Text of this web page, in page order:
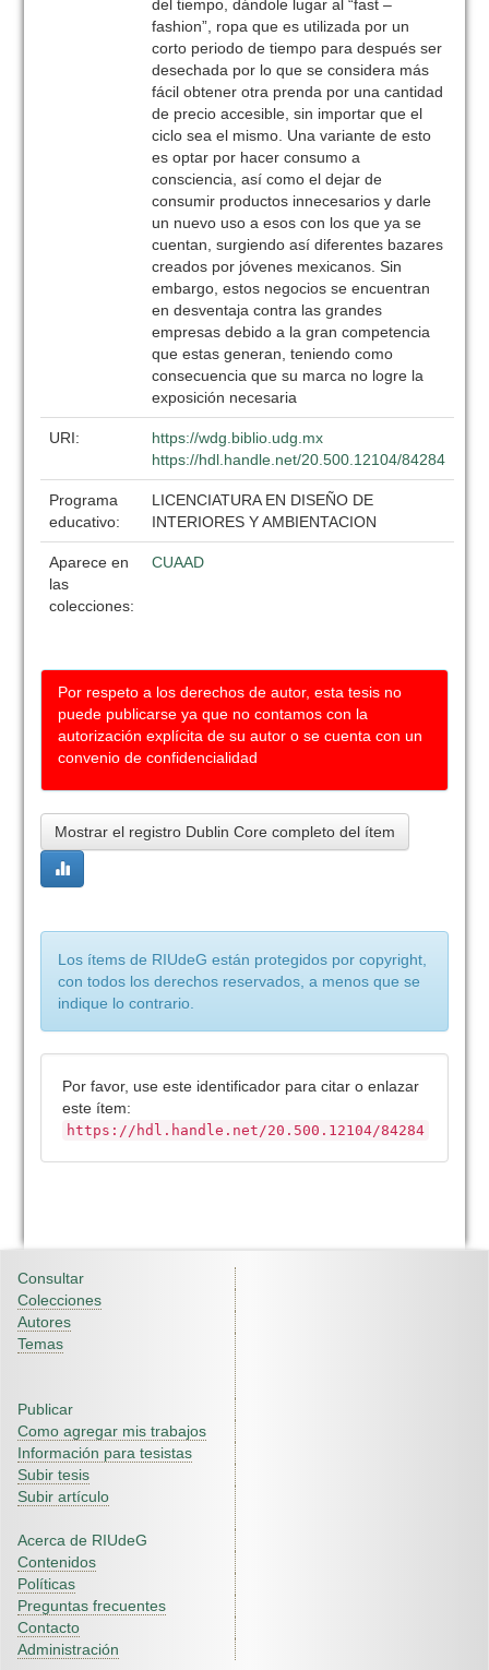
del tiempo, dándole lugar al “fast –
fashion”, ropa que es utilizada por un
corto periodo de tiempo para después ser
desechada por lo que se considera más
fácil obtener otra prenda por una cantidad
de precio accesible, sin importar que el
ciclo sea el mismo. Una variante de esto
es optar por hacer consumo a
consciencia, así como el dejar de
consumir productos innecesarios y darle
un nuevo uso a esos con los que ya se
cuentan, surgiendo así diferentes bazares
creados por jóvenes mexicanos. Sin
embargo, estos negocios se encuentran
en desventaja contra las grandes
empresas debido a la gran competencia
que estas generan, teniendo como
consecuencia que su marca no logre la
exposición necesaria
URI:
https://wdg.biblio.udg.mx
https://hdl.handle.net/20.500.12104/84284
Programa
educativo:
LICENCIATURA EN DISEÑO DE
INTERIORES Y AMBIENTACION
Aparece en
las
colecciones:
CUAAD
Por respeto a los derechos de autor, esta tesis no
puede publicarse ya que no contamos con la
autorización explícita de su autor o se cuenta con un
convenio de confidencialidad
Mostrar el registro Dublin Core completo del ítem
Los ítems de RIUdeG están protegidos por copyright,
con todos los derechos reservados, a menos que se
indique lo contrario.
Por favor, use este identificador para citar o enlazar
este ítem:
https://hdl.handle.net/20.500.12104/84284
Consultar
Colecciones
Autores
Temas
Publicar
Como agregar mis trabajos
Información para tesistas
Subir tesis
Subir artículo
Acerca de RIUdeG
Contenidos
Políticas
Preguntas frecuentes
Contacto
Administración